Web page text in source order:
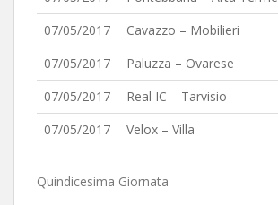
07/05/2017
Cavazzo – Mobilieri
07/05/2017
Paluzza – Ovarese
07/05/2017
Real IC – Tarvisio
07/05/2017
Velox – Villa
Quindicesima Giornata